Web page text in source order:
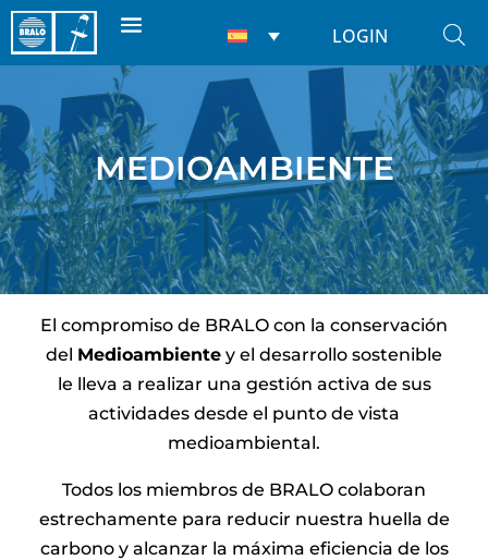
LOGIN
MEDIOAMBIENTE
El compromiso de BRALO con la conservación
del Medioambiente y el desarrollo sostenible
le lleva a realizar una gestión activa de sus
actividades desde el punto de vista
medioambiental.
Todos los miembros de BRALO colaboran
estrechamente para reducir nuestra huella de
carbono y alcanzar la máxima eficiencia de los